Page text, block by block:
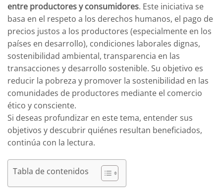
entre productores y consumidores. Este iniciativa se
basa en el respeto a los derechos humanos, el pago de
precios justos a los productores (especialmente en los
países en desarrollo), condiciones laborales dignas,
sostenibilidad ambiental, transparencia en las
transacciones y desarrollo sostenible. Su objetivo es
reducir la pobreza y promover la sostenibilidad en las
comunidades de productores mediante el comercio
ético y consciente.
Si deseas profundizar en este tema, entender sus
objetivos y descubrir quiénes resultan beneficiados,
continúa con la lectura.
Tabla de contenidos